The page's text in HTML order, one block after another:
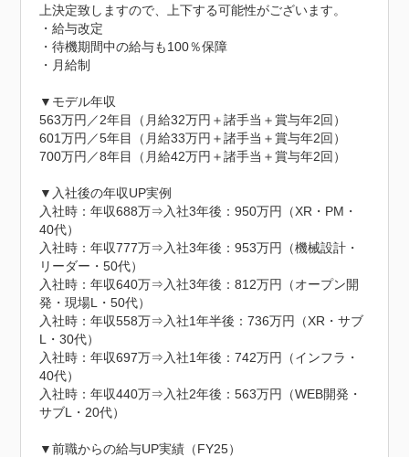
上決定致しますので、上下する可能性がございます。
・給与改定
・待機期間中の給与も100％保障
・月給制
▼モデル年収
563万円／2年目（月給32万円＋諸手当＋賞与年2回）
601万円／5年目（月給33万円＋諸手当＋賞与年2回）
700万円／8年目（月給42万円＋諸手当＋賞与年2回）
▼入社後の年収UP実例
入社時：年収688万⇒入社3年後：950万円（XR・PM・
40代）
入社時：年収777万⇒入社3年後：953万円（機械設計・
リーダー・50代）
入社時：年収640万⇒入社3年後：812万円（オープン開
発・現場L・50代）
入社時：年収558万⇒入社1年半後：736万円（XR・サブ
L・30代）
入社時：年収697万⇒入社1年後：742万円（インフラ・
40代）
入社時：年収440万⇒入社2年後：563万円（WEB開発・
サブL・20代）
▼前職からの給与UP実績（FY25）